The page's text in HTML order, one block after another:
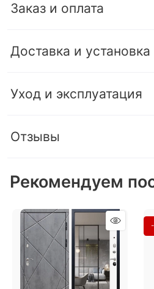
Заказ и оплата
Доставка и установка
Уход и эксплуатация
Отзывы
Рекомендуем